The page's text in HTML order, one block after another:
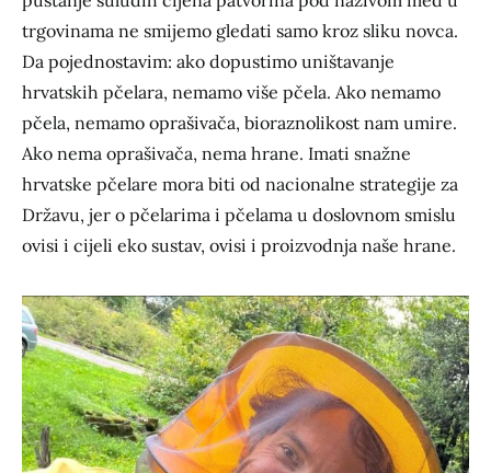
trgovinama ne smijemo gledati samo kroz sliku novca.
Da pojednostavim: ako dopustimo uništavanje
hrvatskih pčelara, nemamo više pčela. Ako nemamo
pčela, nemamo oprašivača, bioraznolikost nam umire.
Ako nema oprašivača, nema hrane. Imati snažne
hrvatske pčelare mora biti od nacionalne strategije za
Državu, jer o pčelarima i pčelama u doslovnom smislu
ovisi i cijeli eko sustav, ovisi i proizvodnja naše hrane.